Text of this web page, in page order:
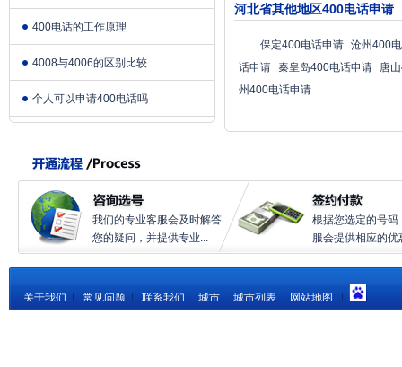
400电话的工作原理
4008与4006的区别比较
个人可以申请400电话吗
河北省其他地区400电话申请
保定400电话申请 沧州400
话申请 秦皇岛400电话申请
唐
州400电话申请
我们的专业客服会及时解答
您的疑问，并提供专业...
根据您选定的号码
服会提供相应的优
关于我们 常见问题 联系我们 城市 城市列表 网站地图